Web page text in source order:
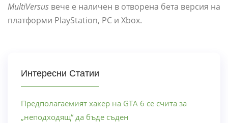
MultiVersus вече е наличен в отворена бета версия на
платформи PlayStation, PC и Xbox.
Интересни Статии
Предполагаемият хакер на GTA 6 се счита за
„неподходящ“ да бъде съден